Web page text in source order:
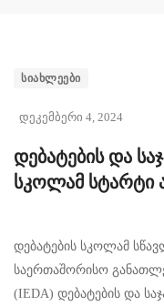
დებატების
და
საჯარო
XI
სკოლამ
ᲡᲘᲐᲮᲚᲔᲔᲑᲘ
დეკემბერი 4, 2024
დებატების და
სკოლამ სტარტი
დებატების სკოლამ
საერთაშორისო
(IEDA) დებატების და